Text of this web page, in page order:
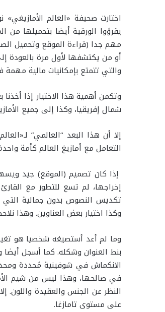
اختارت صحيفة «العالم الأمازيغي»
يقرؤوا الورقية أيضا بتحميلها من
مهم جدا (قراءة الموقع وتحميل
أو من يكتشفها لأول مرة بالعودة
والتي تتمتع بإمكانيات مالية
وتكمن أهمية هذا الاختيار إذا أخذنا
شمال إفريقيا، وكذا إلى جميع
إلا أن هذا البعد “العالمي”
التعامل مع أمازيغ العالم كأمة
إذا كان تصميم (الموقع) جيد
إخراجها، لم تسع للتطور مع
تكديس النصوص بدون جمالية التي
وكذا اختيار بعض العناوين. وهذا
وما لم أعد أستصيغه شخصيا هو
بنط العنوان وشكله. كما أسجل
الانكماش في شوفينية مُحددة
في صالحها، وهذا ليس من شيم
النظر عن الجنس والعقيدة واللون.
على مستوى تامازغا.